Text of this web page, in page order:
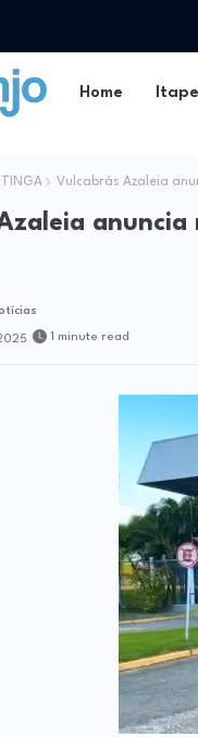
Home
Vulcabrás Azaleia
1 minute read